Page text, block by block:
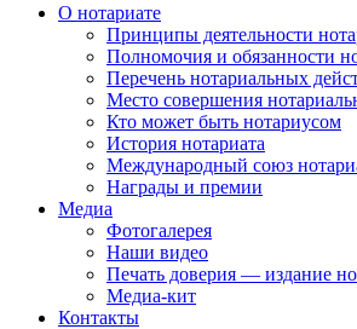
О нотариате
Принципы деятельности
Полномочия и обязанности
Перечень нотариальных
Место совершения
Кто может быть нотариусом
История нотариата
Международный союз
Награды и премии
Медиа
Фотогалерея
Наши видео
Печать доверия — издание
Медиа-кит
Контакты